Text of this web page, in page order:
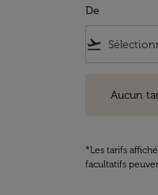
De
flight_takeoff
Aucun
*Les tarifs
facultatifs